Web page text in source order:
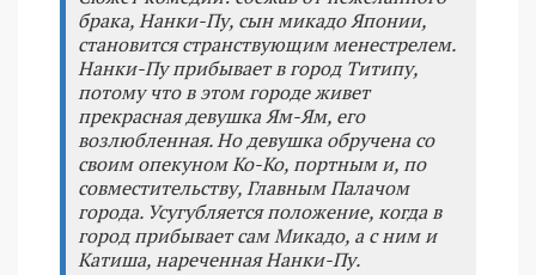
брака, Нанки-Пу, сын микадо Японии,
становится странствующим менестрелем.
Нанки-Пу прибывает в город Титипу,
потому что в этом городе живет
прекрасная девушка Ям-Ям, его
возлюбленная. Но девушка обручена со
своим опекуном Ко-Ко, портным и, по
совместительству, Главным Палачом
города. Усугубляется положение, когда в
город прибывает сам Микадо, а с ним и
Катиша, нареченная Нанки-Пу.